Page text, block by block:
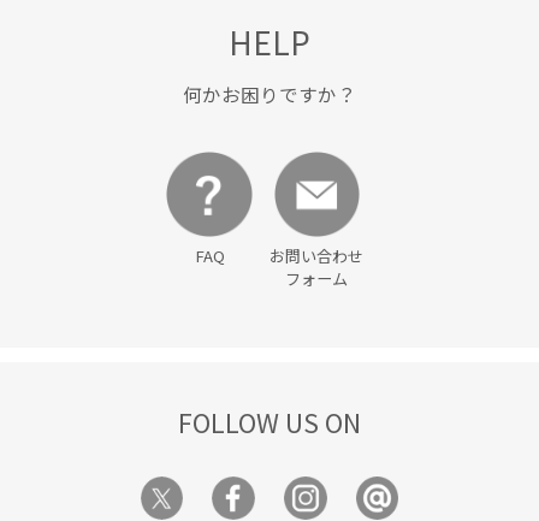
HELP
何かお困りですか？
FAQ
お問い合わせ
フォーム
FOLLOW US ON